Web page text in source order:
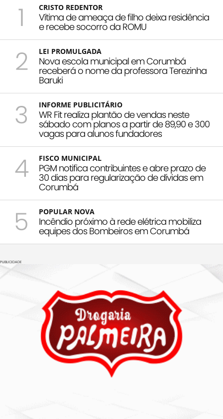
1 CRISTO REDENTOR
Vítima de ameaça de filho deixa residência
e recebe socorro da ROMU
2 LEI PROMULGADA
Nova escola municipal em Corumbá
receberá o nome da professora Terezinha
Baruki
3 INFORME PUBLICITÁRIO
WR Fit realiza plantão de vendas neste
sábado com planos a partir de 89,90 e 300
vagas para alunos fundadores
4 FISCO MUNICIPAL
PGM notifica contribuintes e abre prazo de
30 dias para regularização de dívidas em
Corumbá
5 POPULAR NOVA
Incêndio próximo à rede elétrica mobiliza
equipes dos Bombeiros em Corumbá
PUBLICIDADE